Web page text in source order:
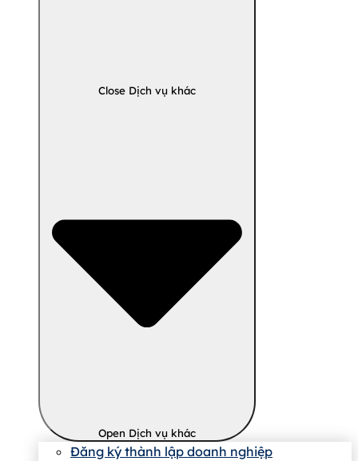
Close Dịch vụ khác
Open Dịch vụ khác
Đăng ký thành lập doanh nghiệp